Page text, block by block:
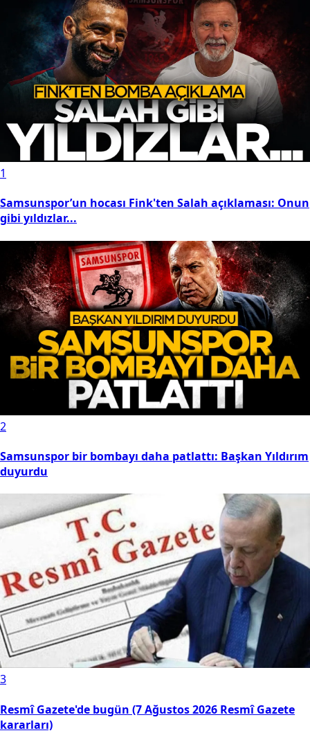
1
Samsunspor’un hocası Fink'ten Salah açıklaması: Onun
gibi yıldızlar...
2
Samsunspor bir bombayı daha patlattı: Başkan Yıldırım
duyurdu
3
Resmî Gazete'de bugün (7 Ağustos 2026 Resmî Gazete
kararları)